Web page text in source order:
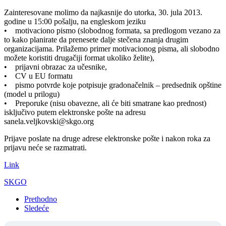
Zainteresovane molimo da najkasnije do utorka, 30. jula 2013.
godine u 15:00 pošalju, na engleskom jeziku
• motivaciono pismo (slobodnog formata, sa predlogom vezano za
to kako planirate da prenesete dalje stečena znanja drugim
organizacijama. Prilažemo primer motivacionog pisma, ali slobodno
možete koristiti drugačiji format ukoliko želite),
• prijavni obrazac za učesnike,
• CV u EU formatu
• pismo potvrde koje potpisuje gradonačelnik – predsednik opštine
(model u prilogu)
• Preporuke (nisu obavezne, ali će biti smatrane kao prednost)
isključivo putem elektronske pošte na adresu
sanela.veljkovski@skgo.org
Prijave poslate na druge adrese elektronske pošte i nakon roka za
prijavu neće se razmatrati.
Link
SKGO
Prethodno
Sledeće